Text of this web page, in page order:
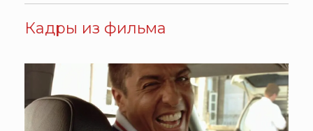
Кадры из фильма